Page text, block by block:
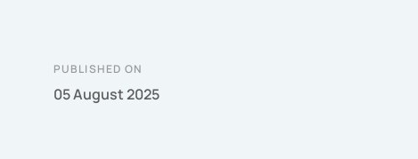
PUBLISHED ON
05 August 2025